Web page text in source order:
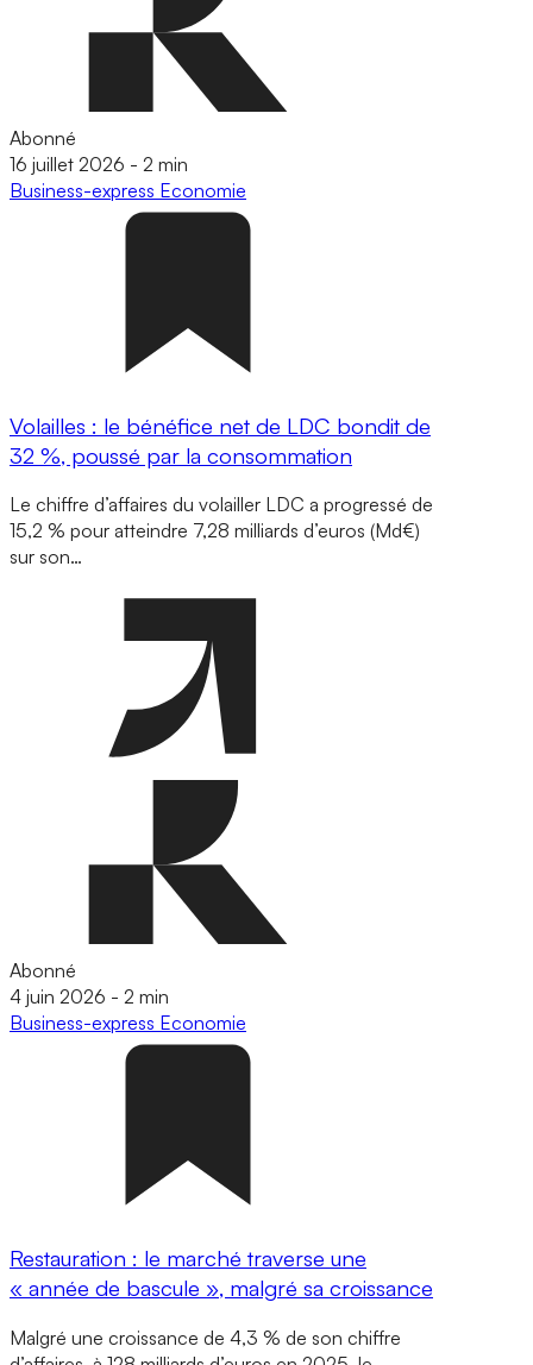
Abonné
16 juillet 2026 - 2 min
Business-express Economie
Volailles : le bénéfice net de LDC bondit de
32 %, poussé par la consommation
Le chiffre d’affaires du volailler LDC a progressé de
15,2 % pour atteindre 7,28 milliards d’euros (Md€)
sur son…
Abonné
4 juin 2026 - 2 min
Business-express Economie
Restauration : le marché traverse une
« année de bascule », malgré sa croissance
Malgré une croissance de 4,3 % de son chiffre